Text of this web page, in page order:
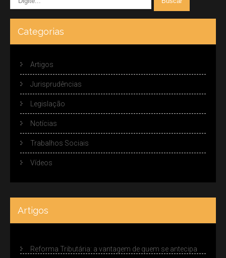
Categorias
Artigos
Jurisprudências
Legislação
Notícias
Trabalhos Sociais
Vídeos
Artigos
Reforma Tributária: a vantagem de quem se antecipa